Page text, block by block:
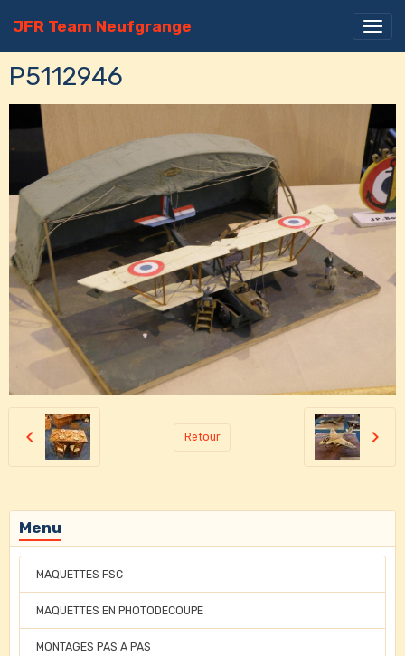
JFR Team Neufgrange
P5112946
Retour
Menu
MAQUETTES FSC
MAQUETTES EN PHOTODECOUPE
MONTAGES PAS A PAS